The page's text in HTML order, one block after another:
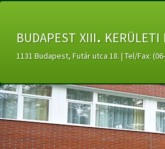
budapest xiii.
1131 Budapest, Futár utca 18. | Tel/Fax: